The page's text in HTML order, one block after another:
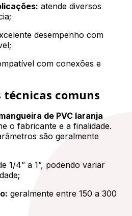
atende diversos
desempenho com
com conexões e
comuns
de PVC laranja
o fabricante e a finalidade.
são geralmente
1/4” a 1”, podendo variar
geralmente entre 150 a 300